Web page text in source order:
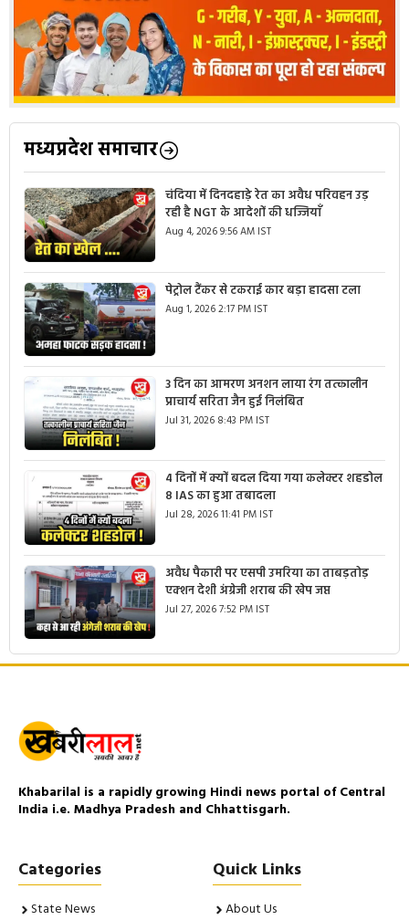
मध्यप्रदेश समाचार
चंदिया में दिनदहाड़े रेत का अवैध परिवहन उड़
रही है NGT के आदेशों की धज्जियाँ
Aug 4, 2026 9:56 AM IST
पेट्रोल टैंकर से टकराई कार बड़ा हादसा टला
Aug 1, 2026 2:17 PM IST
3 दिन का आमरण अनशन लाया रंग तत्कालीन
प्राचार्य सरिता जैन हुई निलंबित
Jul 31, 2026 8:43 PM IST
4 दिनों में क्यों बदल दिया गया कलेक्टर शहडोल
8 IAS का हुआ तबादला
Jul 28, 2026 11:41 PM IST
अवैध पैकारी पर एसपी उमरिया का ताबड़तोड़
एक्शन देशी अंग्रेजी शराब की खेप जप्त
Jul 27, 2026 7:52 PM IST
Khabarilal is a rapidly growing Hindi news portal of Central
India i.e. Madhya Pradesh and Chhattisgarh.
Categories
State News
Quick Links
About Us